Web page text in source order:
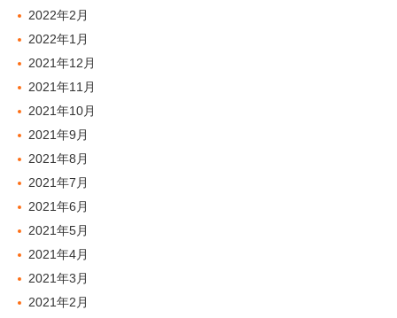
2022年2月
2022年1月
2021年12月
2021年11月
2021年10月
2021年9月
2021年8月
2021年7月
2021年6月
2021年5月
2021年4月
2021年3月
2021年2月